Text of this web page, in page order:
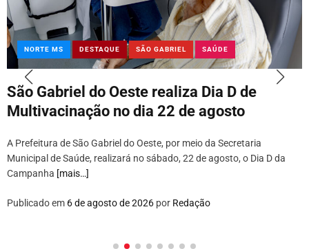
NORTE MS DESTAQUE SÃO GABRIEL SAÚDE
São Gabriel do Oeste realiza Dia D de
Multivacinação no dia 22 de agosto
A Prefeitura de São Gabriel do Oeste, por meio da Secretaria
Municipal de Saúde, realizará no sábado, 22 de agosto, o Dia D da
Campanha [mais…]
Publicado em 6 de agosto de 2026 por Redação